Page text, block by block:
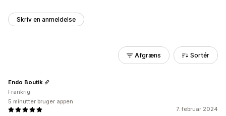
Skriv en anmeldelse
Afgræns Sortér
7. februar 2024
Endo Boutik
Frankrig
5 minutter bruger appen